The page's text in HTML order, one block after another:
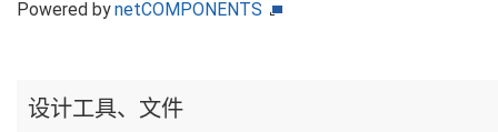
Powered bynetCOMPONENTS
设计工具、文件